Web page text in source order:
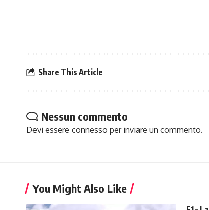
Share This Article
Nessun commento
Devi essere connesso per inviare un commento.
You Might Also Like